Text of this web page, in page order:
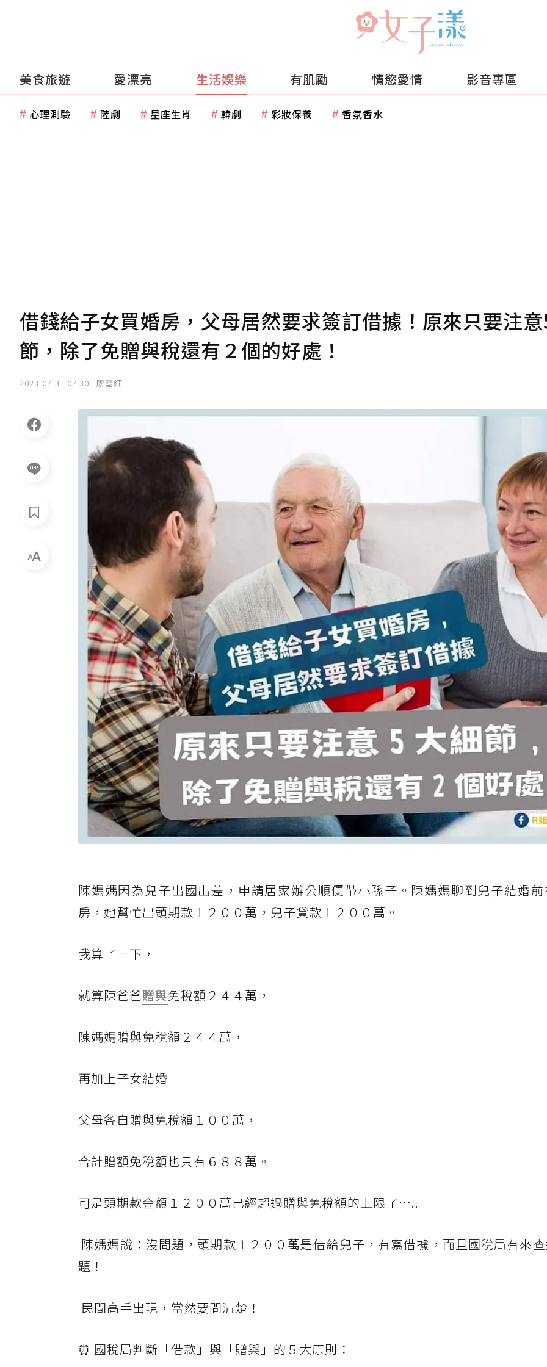
美食旅遊 愛漂亮 生活娛樂 有肌勵 情慾愛情 影音專區
心理測驗 陸劇 星座生肖 韓劇 彩妝保養 香氛香水
借錢給子女買婚房，父母居然要求簽訂借據！原來只要注
節，除了免贈與稅還有２個的好處！
2023-07-31 07:30 廖嘉紅
陳媽媽因為兒子出國出差，申請居家辦公順便帶小孫子。陳媽媽聊到兒子結婚
房，她幫忙出頭期款１２００萬，兒子貸款１２００萬。
我算了一下，
就算陳爸爸贈與免稅額２４４萬，
陳媽媽贈與免稅額２４４萬，
再加上子女結婚
父母各自贈與免稅額１００萬，
合計贈額免稅額也只有６８８萬。
可是頭期款金額１２００萬已經超過贈與免稅額的上限了…..
陳媽媽說：沒問題，頭期款１２００萬是借給兒子，有寫借據，而且國稅局有來
題！
民間高手出現，當然要問清楚！
⏰ 國稅局判斷「借款」與「贈與」的５大原則：